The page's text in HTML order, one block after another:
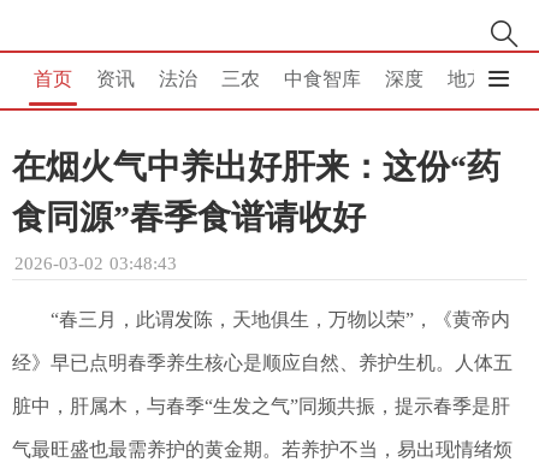
首页 资讯 法治 三农 中食智库 深度 地方
在烟火气中养出好肝来：这份“药
食同源”春季食谱请收好
2026-03-02 03:48:43
“春三月，此谓发陈，天地俱生，万物以荣”，《黄帝内
经》早已点明春季养生核心是顺应自然、养护生机。人体五
脏中，肝属木，与春季“生发之气”同频共振，提示春季是肝
气最旺盛也最需养护的黄金期。若养护不当，易出现情绪烦